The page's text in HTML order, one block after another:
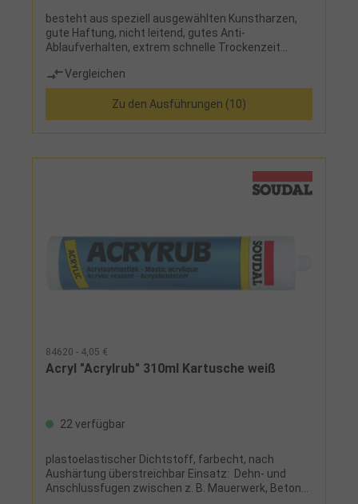
besteht aus speziell ausgewählten Kunstharzen,
gute Haftung, nicht leitend, gutes Anti-
Ablaufverhalten, extrem schnelle Trockenzeit
minEinsatz: zum Sichern, Signieren, Plombieren,
Versiegeln und zum Manipulationsnachweis
Vergleichen
Zu den Ausführungen (10)
84620 - 4,05 €
Acryl "Acrylrub" 310ml Kartusche weiß
22 verfügbar
plastoelastischer Dichtstoff, farbecht, nach
Aushärtung überstreichbar Einsatz: Dehn- und
Anschlussfugen zwischen z. B. Mauerwerk, Beton